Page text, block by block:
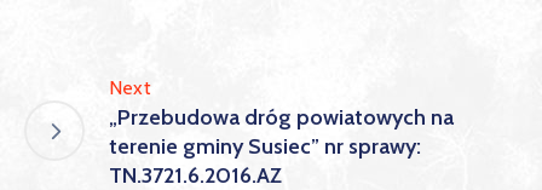
Next
„Przebudowa dróg powiatowych na
terenie gminy Susiec” nr sprawy:
TN.3721.6.2016.AZ